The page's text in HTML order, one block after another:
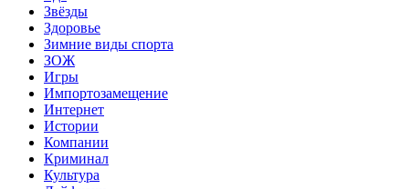
Звёзды
Здоровье
Зимние виды спорта
ЗОЖ
Игры
Импортозамещение
Интернет
Истории
Компании
Криминал
Культура